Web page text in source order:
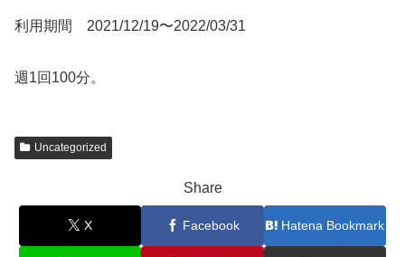
利用期間 2021/12/19〜2022/03/31
週1回100分。
Uncategorized
Share
X Facebook Hatena Bookmark